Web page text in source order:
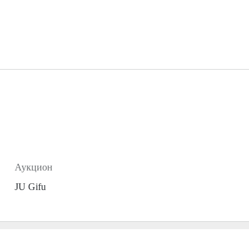
Аукцион
JU Gifu